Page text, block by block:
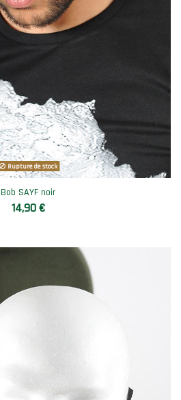
Rupture de stock
Bob SAYF noir
14,90 €